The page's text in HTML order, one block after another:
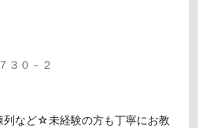
３０－２
列など☆未経験の方も丁寧にお教